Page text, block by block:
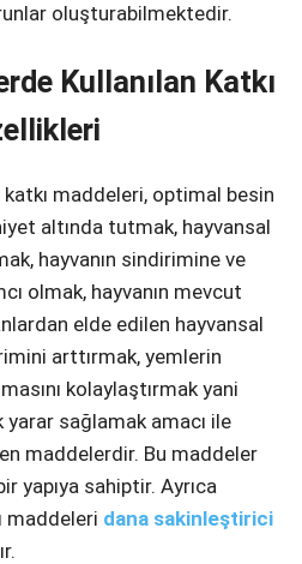
oluşturabilmektedir.
Kullanılan Katkı
katkı maddeleri, optimal besin
altında tutmak, hayvansal
hayvanın sindirimine ve
olmak, hayvanın mevcut
elde edilen hayvansal
arttırmak, yemlerin
kolaylaştırmak yani
yarar sağlamak amacı ile
maddelerdir. Bu maddeler
yapıya sahiptir. Ayrıca
maddeleri dana sakinleştirici